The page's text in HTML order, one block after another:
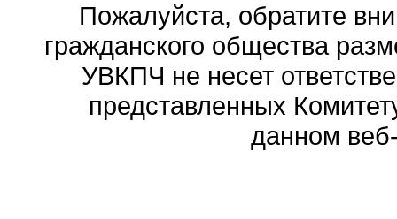
Пожалуйста, обратите
гражданского общества
УВКПЧ не несет
представленных
данном